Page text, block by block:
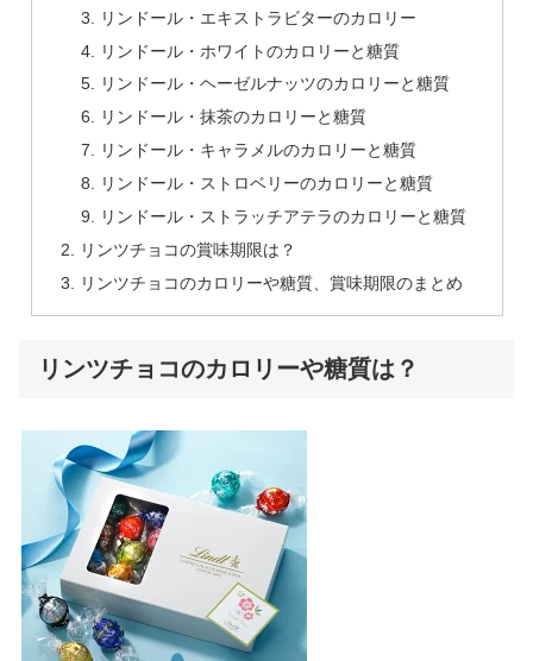
リンドール・エキストラビターのカロリー
リンドール・ホワイトのカロリーと糖質
リンドール・ヘーゼルナッツのカロリーと糖質
リンドール・抹茶のカロリーと糖質
リンドール・キャラメルのカロリーと糖質
リンドール・ストロベリーのカロリーと糖質
リンドール・ストラッチアテラのカロリーと糖質
リンツチョコの賞味期限は？
リンツチョコのカロリーや糖質、賞味期限のまとめ
リンツチョコのカロリーや糖質は？